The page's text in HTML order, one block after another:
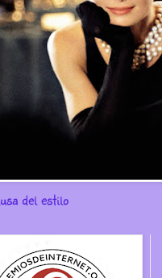
del estilo